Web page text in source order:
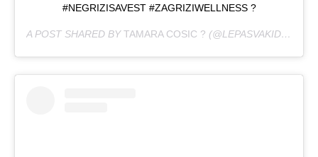
#NEGRIZISAVEST #ZAGRIZIWELLNESS ?
A POST SHARED BYTAMARA COSIC ? (@LEPASVAKIDAN) ON